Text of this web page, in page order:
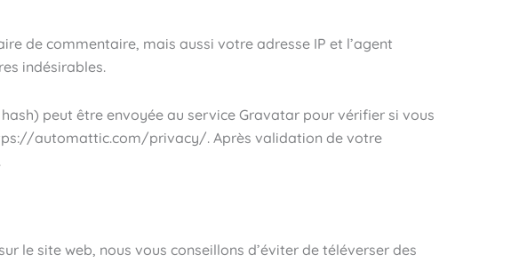
de commentaire, mais aussi votre adresse IP et l’agent
indésirables.
peut être envoyée au service Gravatar pour vérifier si vous
automattic.com/privacy/. Après validation de votre
le site web, nous vous conseillons d’éviter de téléverser des